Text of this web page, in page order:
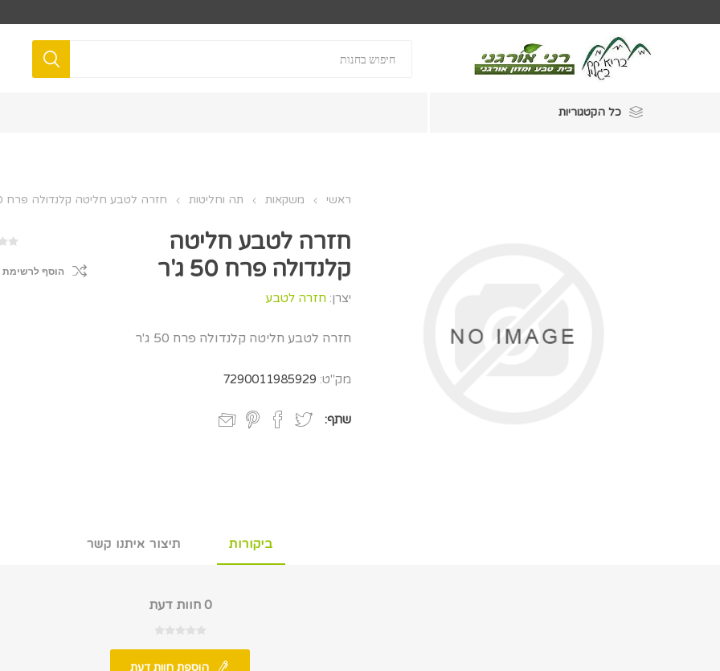
כל הקטגוריות
ראשי משקאות תה וחליטות חזרה לטבע חליטה קלנדולה פרח 50 ג'ר
חזרה לטבע חליטה
קלנדולה פרח 50 ג'ר
יצרן: חזרה לטבע
הוסף לרשימת
חזרה לטבע חליטה קלנדולה פרח 50 ג'ר
מק"ט: 7290011985929
שתף:
ביקורות תיצור איתנו קשר
0 חוות דעת
הוספת חוות דעת